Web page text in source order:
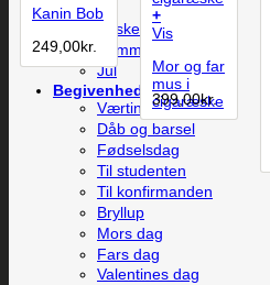
Sæson
Påske
Sommer
Jul
Begivenheder
Værtindegaver
Dåb og barsel
Fødselsdag
Til studenten
Til konfirmanden
Bryllup
Mors dag
Fars dag
Valentines dag
Kanin Bob
249,00kr.
+
Vis
Mor og far
mus i
cigaræske
399,00kr.